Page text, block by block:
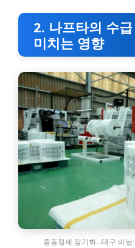
2. 나프타의 수
미치는 영향
중동정세 장기화…대구 비닐